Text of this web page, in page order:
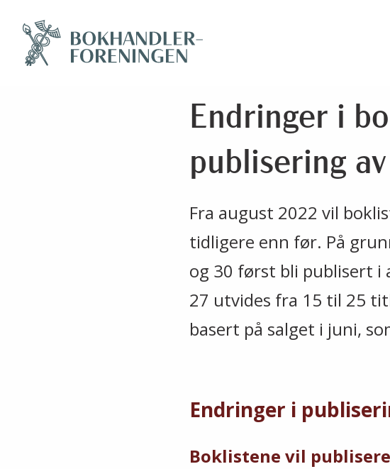
Endringer i
publisering
Fra august 2022 vil
tidligere enn før. På
og 30 først bli publisert i
27 utvides fra 15 til 25
basert på salget i juni,
Endringer i
Boklistene vil